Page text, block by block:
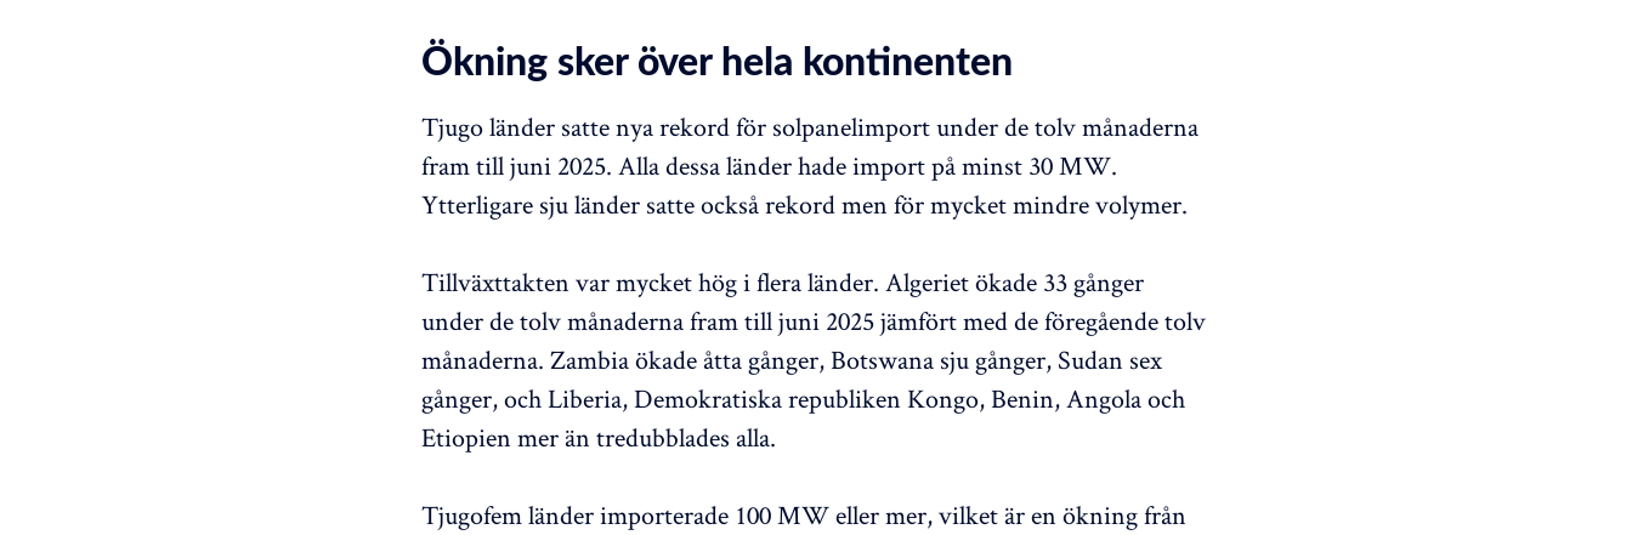
Ökning sker över hela kontinenten
Tjugo länder satte nya rekord för solpanelimport under de tolv månaderna
fram till juni 2025. Alla dessa länder hade import på minst 30 MW.
Ytterligare sju länder satte också rekord men för mycket mindre volymer.
Tillväxttakten var mycket hög i flera länder. Algeriet ökade 33 gånger
under de tolv månaderna fram till juni 2025 jämfört med de föregående tolv
månaderna. Zambia ökade åtta gånger, Botswana sju gånger, Sudan sex
gånger, och Liberia, Demokratiska republiken Kongo, Benin, Angola och
Etiopien mer än tredubblades alla.
Tjugofem länder importerade 100 MW eller mer, vilket är en ökning från